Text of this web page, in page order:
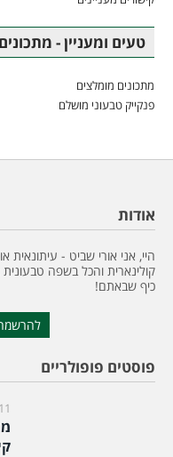
טעים ומעניין -
מתכונים מומלצים
פנקייק טבעוני מושלם
אודות
היי, אני אורי שביט - עיתונאית
קולינארית והכל בשפה
כיף שבאתם!
פוסטים פופולריים
11 מאי, 2013